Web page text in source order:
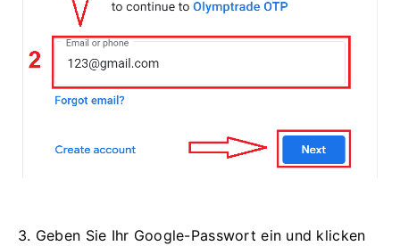
3. Geben Sie Ihr Google-Passwort ein und klicken